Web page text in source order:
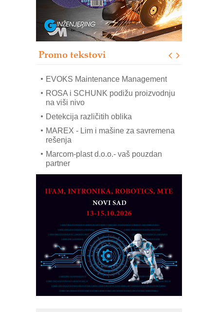
Promo tekstovi
RMQ-TITAN ADVANCED INDICATOR
– Pametna signalizacija za efikasnije
upravljanje mašinama
Sigurnije ispitivanje transformatora u
solarnim elektranama i vetroparkovima
EVOKS Maintenance Management
ROSA i SCHUNK podižu proizvodnju
na viši nivo
Detekcija različitih oblika
MAREX - Lim i mašine za savremena
rešenja
Marcom-plast d.o.o.- vaš pouzdan
partner
obradu!
Razvoj asortimanskog pravca MINI-
PLC AKYTEC
AUKOM: Svetski standard metrologije
dostupan u Srbiji
MOTOMAN – NEXT-Robotika vođena
veštačkom inteligencijom
I.SAFE MOBILE revolucioniše
industrijsku automatizaciju
pionirskimmobile operator PANEL-OM